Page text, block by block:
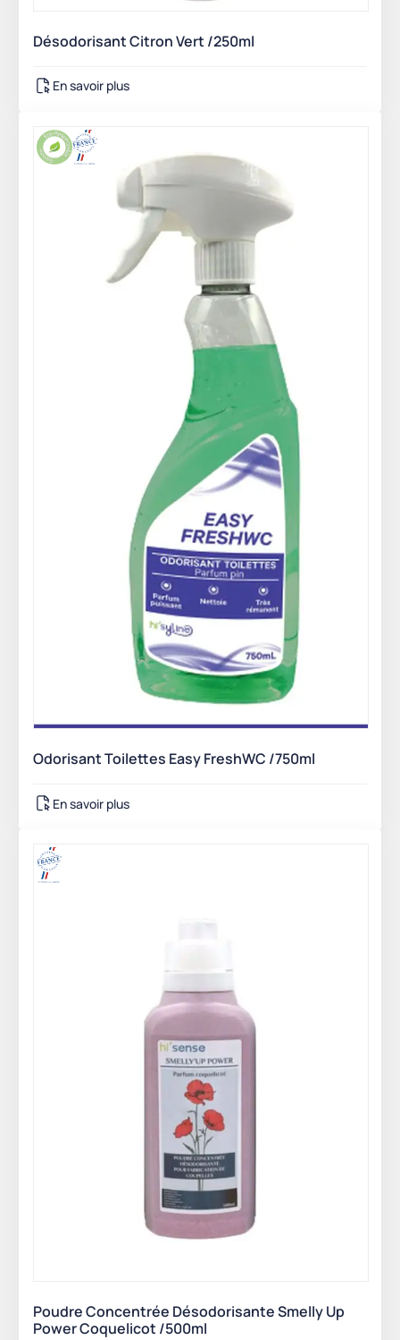
Désodorisant Citron Vert /250ml
En savoir plus
Odorisant Toilettes Easy FreshWC /750ml
En savoir plus
Poudre Concentrée Désodorisante Smelly Up
Power Coquelicot /500ml